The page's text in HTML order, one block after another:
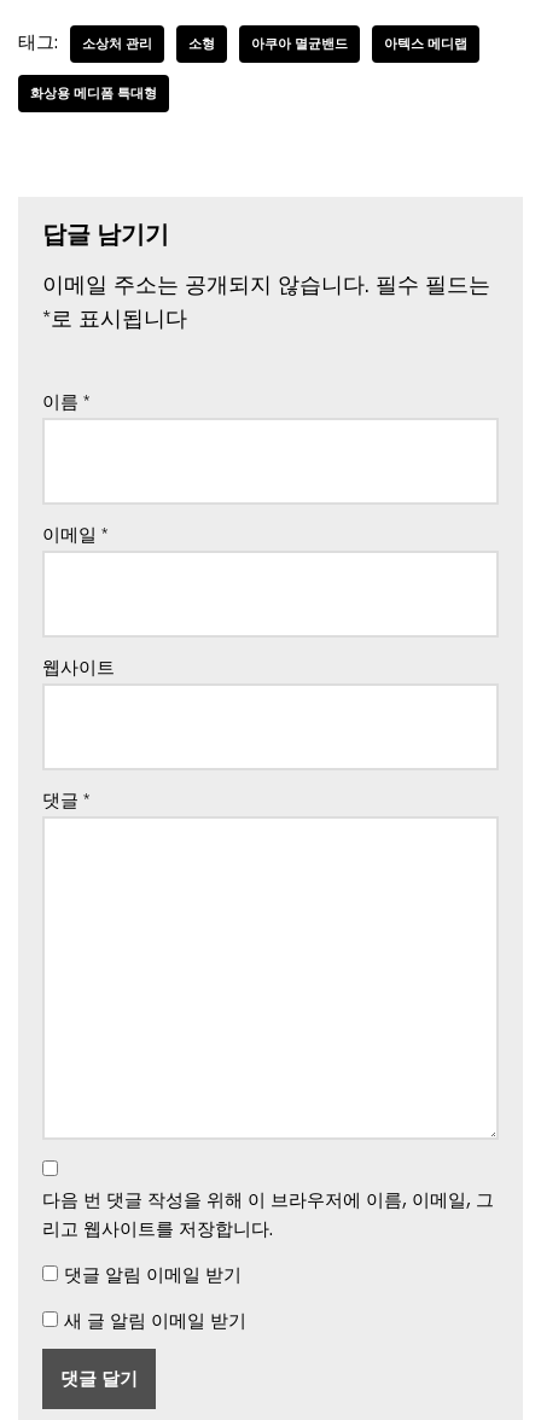
태그: 소상처 관리 소형 아쿠아 멸균밴드 아텍스 메디랩
화상용 메디폼 특대형
답글 남기기
이메일 주소는 공개되지 않습니다. 필수 필드는
*로 표시됩니다
이름 *
이메일 *
웹사이트
댓글 *
다음 번 댓글 작성을 위해 이 브라우저에 이름, 이메일, 그
리고 웹사이트를 저장합니다.
댓글 알림 이메일 받기
새 글 알림 이메일 받기